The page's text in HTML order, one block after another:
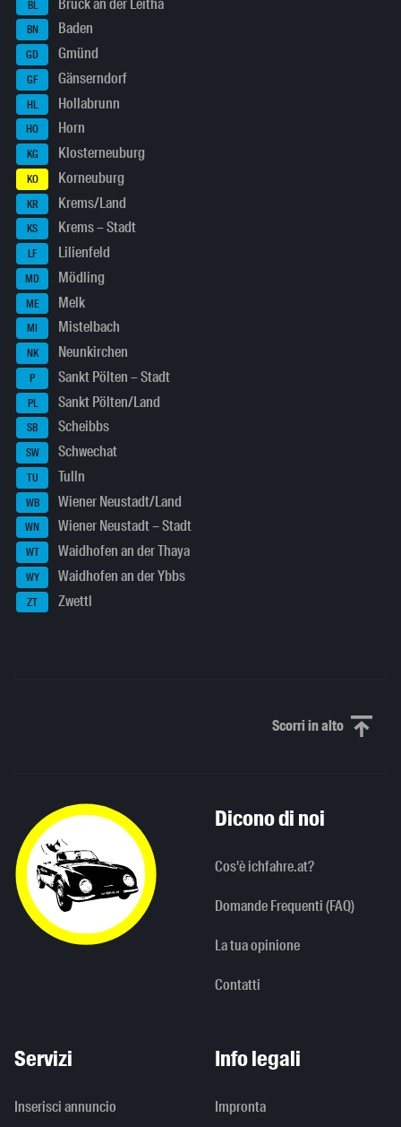
BL Bruck an der Leitha
BN Baden
GD Gmünd
GF Gänserndorf
HL Hollabrunn
HO Horn
KG Klosterneuburg
KO Korneuburg
KR Krems/Land
KS Krems – Stadt
LF Lilienfeld
MD Mödling
ME Melk
MI Mistelbach
NK Neunkirchen
P Sankt Pölten – Stadt
PL Sankt Pölten/Land
SB Scheibbs
SW Schwechat
TU Tulln
WB Wiener Neustadt/Land
WN Wiener Neustadt – Stadt
WT Waidhofen an der Thaya
WY Waidhofen an der Ybbs
ZT Zwettl
Scorri in altoScorri in alto
Dicono di noi
Cos'è ichfahre.at?
Domande Frequenti (FAQ)
La tua opinione
Contatti
Servizi
Inserisci annuncio
Info legali
Impronta